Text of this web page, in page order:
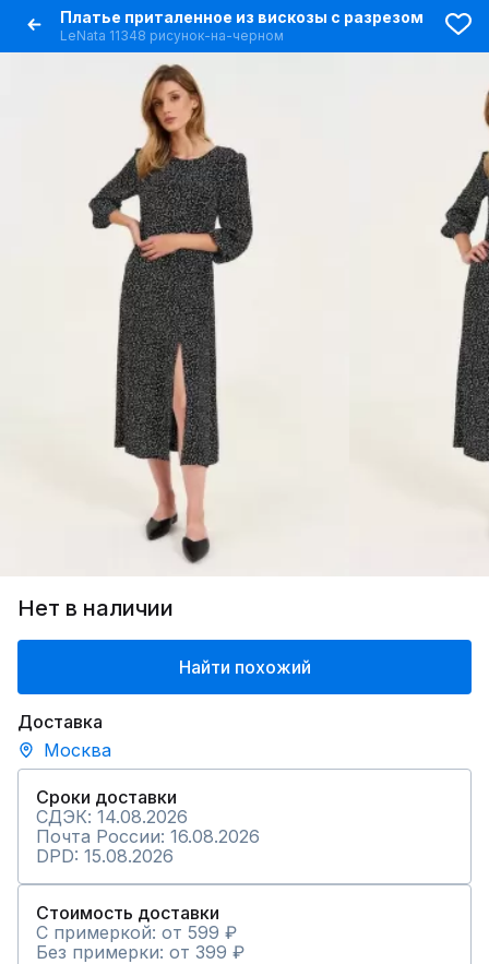
Платье приталенное из вискозы с разрезом
LeNata 11348 рисунок-на-черном
Нет в наличии
Найти похожий
Доставка
Москва
Сроки доставки
СДЭК: 14.08.2026
Почта России: 16.08.2026
DPD: 15.08.2026
Стоимость доставки
С примеркой: от 599 ₽
Без примерки: от 399 ₽